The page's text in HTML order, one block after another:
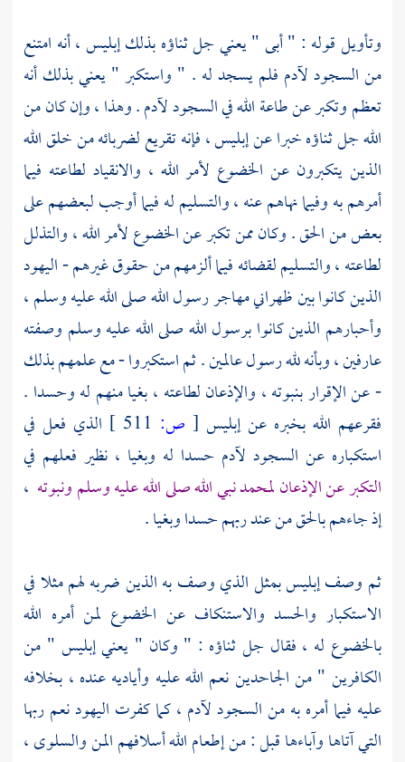
وتأويل قوله : " أبى " يعني جل ثناؤه بذلك إبليس ، أنه امتنع
من السجودلآدم فلم يسجد له . " واستكبر " يعني بذلك أنه
تعظم وتكبر عن طاعة الله في السجودلآدم. وهذا ، وإن كان من
الله جل ثناؤه خبرا عن إبليس ، فإنه تقريع لضربائه من خلق الله
الذين يتكبرون عن الخضوع لأمر الله ، والانقياد لطاعته فيما
أمرهم به وفيما نهاهم عنه ، والتسليم له فيما أوجب لبعضهم على
بعض من الحق . وكان ممن تكبر عن الخضوع لأمر الله ، والتذلل
لطاعته ، والتسليم لقضائه فيما ألزمهم من حقوق غيرهم - اليهود
الذين كانوا بين ظهراني مهاجر رسول الله صلى الله عليه وسلم ،
وأحبارهم الذين كانوا برسول الله صلى الله عليه وسلم وصفته
عارفين ، وبأنه لله رسول عالمين . ثم استكبروا - مع علمهم بذلك
- عن الإقرار بنبوته ، والإذعان لطاعته ، بغيا منهم له وحسدا .
فقرعهم الله بخبره عن إبليس [ ص:
الذي فعل في
استكباره عن السجود لآدم حسدا له وبغيا ، نظير فعلهم في
التكبر عن الإذعانلمحمدنبي الله صلى الله عليه وسلم ونبوته ،
إذ جاءهم بالحق من عند ربهم حسدا وبغيا .
ثم وصف إبليس بمثل الذي وصف به الذين ضربه لهم مثلا في
الاستكبار والحسد والاستنكاف عن الخضوع لمن أمره الله
بالخضوع له ، فقال جل ثناؤه : " وكان " يعني إبليس " من
الكافرين " من الجاحدين نعم الله عليه وأياديه عنده ، بخلافه
عليه فيما أمره به من السجودلآدم ،كما كفرت اليهود نعم ربها
التي آتاها وآباءها قبل : من إطعام الله أسلافهم المن والسلوى ،